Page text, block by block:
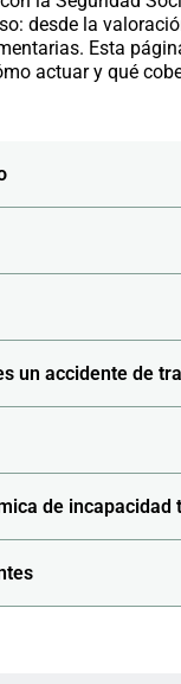
desde la
Esta
actuar y qué
un accidente de
de